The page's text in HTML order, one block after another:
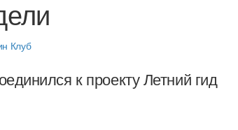
Клуб
к проекту Летний гид